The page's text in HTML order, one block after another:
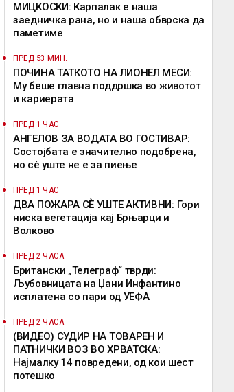
МИЦКОСКИ: Карпалак е наша
заедничка рана, но и наша обврска да
паметиме
ПРЕД 53 МИН.
ПОЧИНА ТАТКОТО НА ЛИОНЕЛ МЕСИ:
Му беше главна поддршка во животот
и кариерата
ПРЕД 1 ЧАС
АНГЕЛОВ ЗА ВОДАТА ВО ГОСТИВАР:
Состојбата е значително подобрена,
но сè уште не е за пиење
ПРЕД 1 ЧАС
ДВА ПОЖАРА СÈ УШТЕ АКТИВНИ: Гори
ниска вегетација кај Брњарци и
Волково
ПРЕД 2 ЧАСА
Британски „Телеграф“ тврди:
Љубовницата на Џани Инфантино
исплатена со пари од УЕФА
ПРЕД 2 ЧАСА
(ВИДЕО) СУДИР НА ТОВАРЕН И
ПАТНИЧКИ ВОЗ ВО ХРВАТСКА:
Најмалку 14 повредени, од кои шест
потешко